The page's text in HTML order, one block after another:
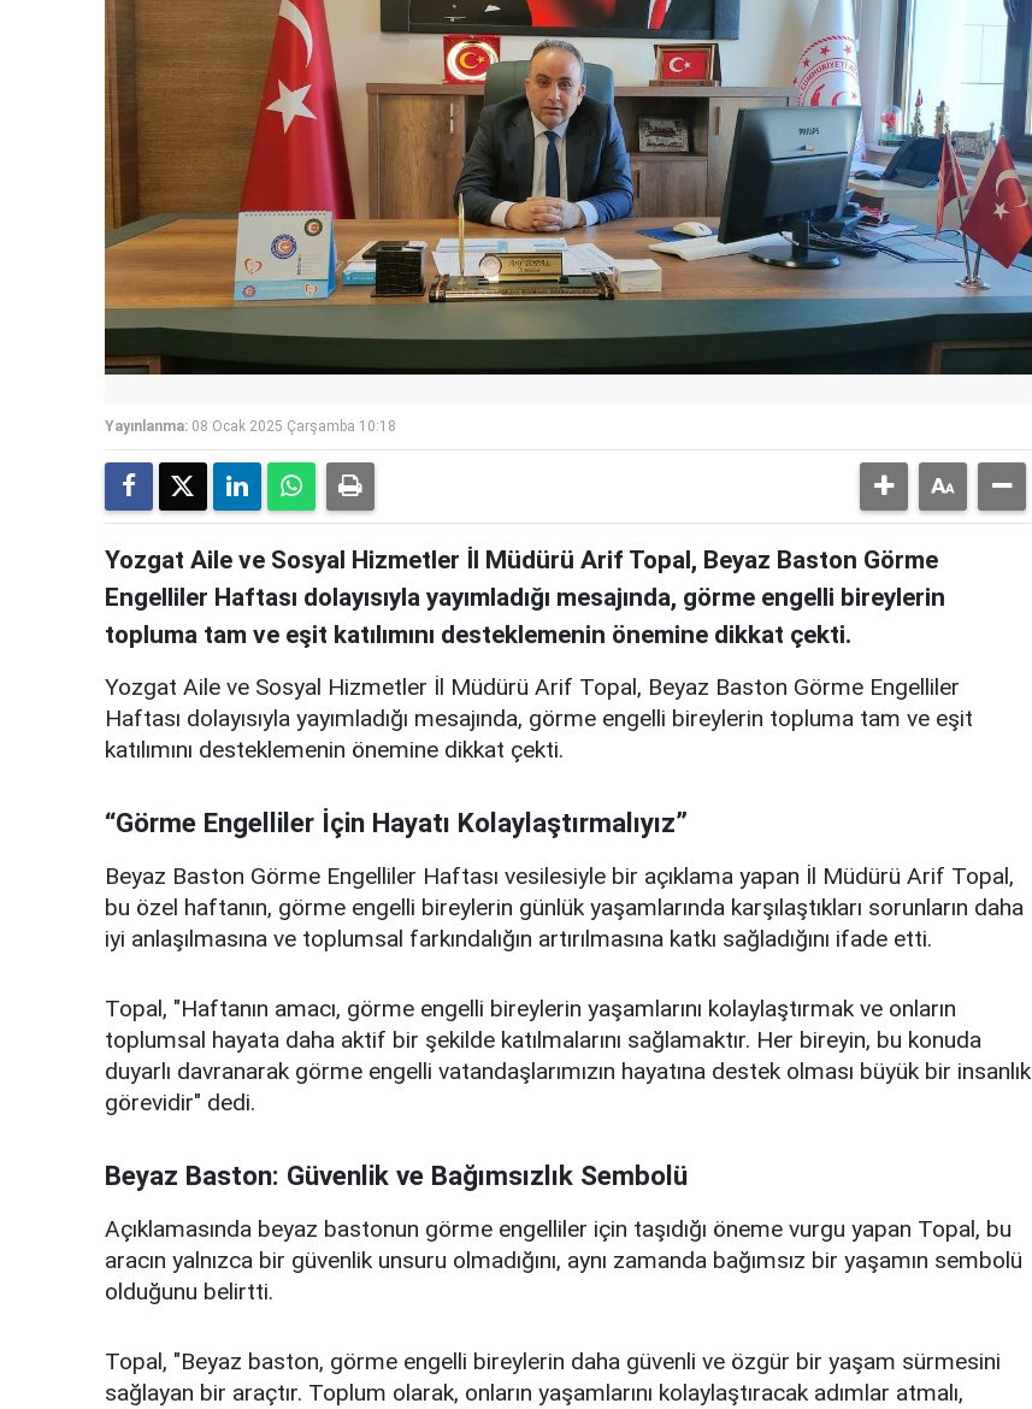
Yayınlanma: 08 Ocak 2025 Çarşamba 10:18
Yozgat Aile ve Sosyal Hizmetler İl Müdürü Arif Topal, Beyaz Baston Görme
Engelliler Haftası dolayısıyla yayımladığı mesajında, görme engelli bireylerin
topluma tam ve eşit katılımını desteklemenin önemine dikkat çekti.
Yozgat Aile ve Sosyal Hizmetler İl Müdürü Arif Topal, Beyaz Baston Görme Engelliler
Haftası dolayısıyla yayımladığı mesajında, görme engelli bireylerin topluma tam ve eşit
katılımını desteklemenin önemine dikkat çekti.
“Görme Engelliler İçin Hayatı Kolaylaştırmalıyız”
Beyaz Baston Görme Engelliler Haftası vesilesiyle bir açıklama yapan İl Müdürü Arif Topal,
bu özel haftanın, görme engelli bireylerin günlük yaşamlarında karşılaştıkları sorunların daha
iyi anlaşılmasına ve toplumsal farkındalığın artırılmasına katkı sağladığını ifade etti.
Topal, "Haftanın amacı, görme engelli bireylerin yaşamlarını kolaylaştırmak ve onların
toplumsal hayata daha aktif bir şekilde katılmalarını sağlamaktır. Her bireyin, bu konuda
duyarlı davranarak görme engelli vatandaşlarımızın hayatına destek olması büyük bir insanlık
görevidir" dedi.
Beyaz Baston: Güvenlik ve Bağımsızlık Sembolü
Açıklamasında beyaz bastonun görme engelliler için taşıdığı öneme vurgu yapan Topal, bu
aracın yalnızca bir güvenlik unsuru olmadığını, aynı zamanda bağımsız bir yaşamın sembolü
olduğunu belirtti.
Topal, "Beyaz baston, görme engelli bireylerin daha güvenli ve özgür bir yaşam sürmesini
sağlayan bir araçtır. Toplum olarak, onların yaşamlarını kolaylaştıracak adımlar atmalı,